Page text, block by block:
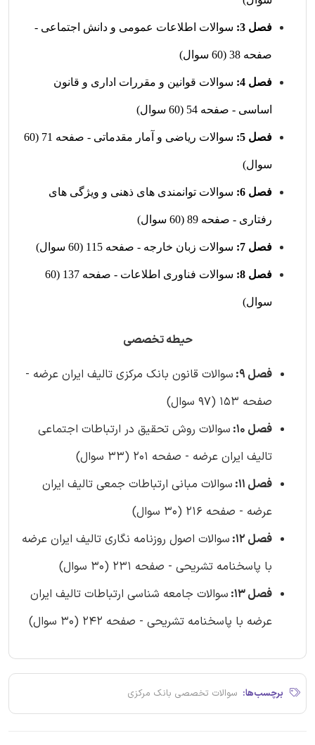
فصل 3: سوالات اطلاعات عمومی و دانش اجتماعی -
صفحه 38 (60 سوال)
فصل 4: سوالات قوانین و مقررات اداری و قانون
اساسی - صفحه 54 (60 سوال)
فصل 5: سوالات ریاضی و آمار مقدماتی - صفحه 71 (60
سوال)
فصل 6: سوالات توانمندی های ذهنی و ویژگی های
رفتاری - صفحه 89 (60 سوال)
فصل 7: سوالات زبان خارجه - صفحه 115 (60 سوال)
فصل 8: سوالات فناوری اطلاعات - صفحه 137 (60
سوال)
حیطه تخصصی
فصل 9:
سوالات قانون بانک مرکزی تالیف ایران عرضه -
صفحه 153 (97 سوال)
فصل 10:
سوالات روش تحقیق در ارتباطات اجتماعی
تالیف ایران عرضه - صفحه 201 (33 سوال)
فصل 11:
سوالات مبانی ارتباطات جمعی تالیف ایران
عرضه - صفحه 216 (30 سوال)
فصل 12:
سوالات اصول روزنامه نگاری تالیف ایران عرضه
با پاسخنامه تشریحی - صفحه 231 (30 سوال)
فصل 13:
سوالات جامعه شناسی ارتباطات تالیف ایران
عرضه با پاسخنامه تشریحی - صفحه 242 (30 سوال)
برچسب‌ها: سوالات تخصصی بانک مرکزی